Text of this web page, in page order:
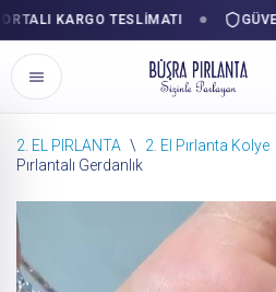
KARGO TESLIMATI
İçeriğe
2. EL PIRLANTA \ 2. El Pırlanta Kolye
Pırlantalı Gerdanlık